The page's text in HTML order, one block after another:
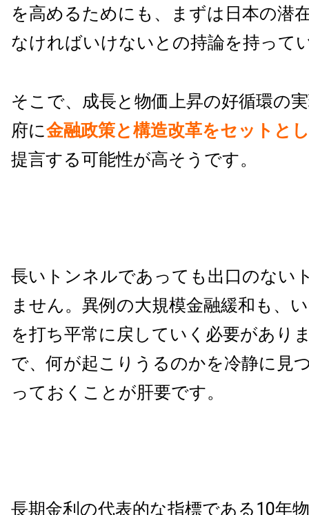
を高めるためにも、まずは日本の潜
なければいけないとの持論を持って
そこで、成長と物価上昇の好循環の
府に金融政策と構造改革をセットと
提言する可能性が高そうです。
長いトンネルであっても出口のない
ません。異例の大規模金融緩和も、
を打ち平常に戻していく必要があり
で、何が起こりうるのかを冷静に見
っておくことが肝要です。
長期金利の代表的な指標である10年